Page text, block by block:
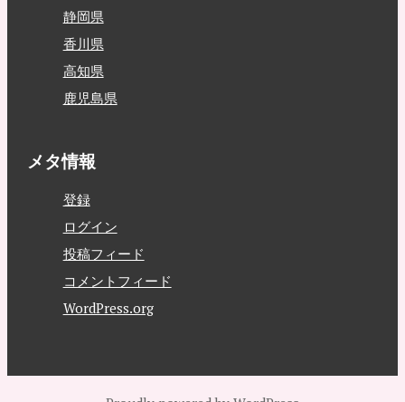
静岡県
香川県
高知県
鹿児島県
メタ情報
登録
ログイン
投稿フィード
コメントフィード
WordPress.org